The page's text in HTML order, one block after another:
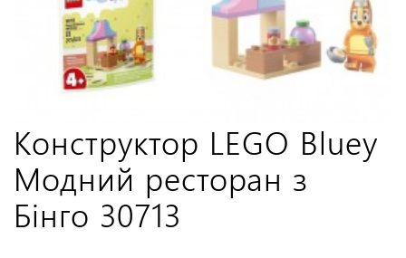
Конструктор LEGO Bluey
Модний ресторан з
Бінго 30713